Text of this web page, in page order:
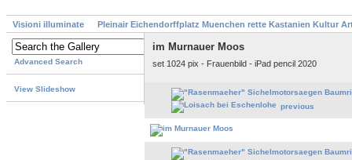
Visioni illuminate Pleinair Eichendorffplatz Muenchen rette Kastanien Kultur
Advanced Search
View Slideshow
im Murnauer Moos
set 1024 pix - Frauenbild - iPad pencil 2020
previous